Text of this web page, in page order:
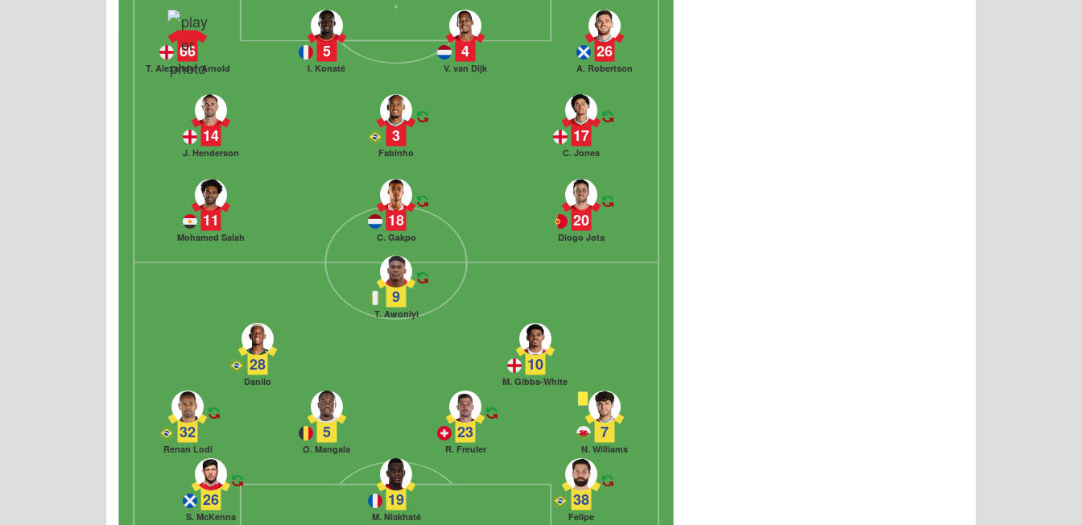
26
A. Robertson
4
V. van Dijk
5
I. Konaté
66
T. Alexander-Arnold
17
C. Jones
3
Fabinho
14
J. Henderson
20
Diogo Jota
18
C. Gakpo
11
Mohamed Salah
26
S. McKenna
19
M. Niakhaté
38
Felipe
32
Renan Lodi
5
O. Mangala
23
R. Freuler
7
N. Williams
28
Danilo
10
M. Gibbs-White
9
T. Awoniyi